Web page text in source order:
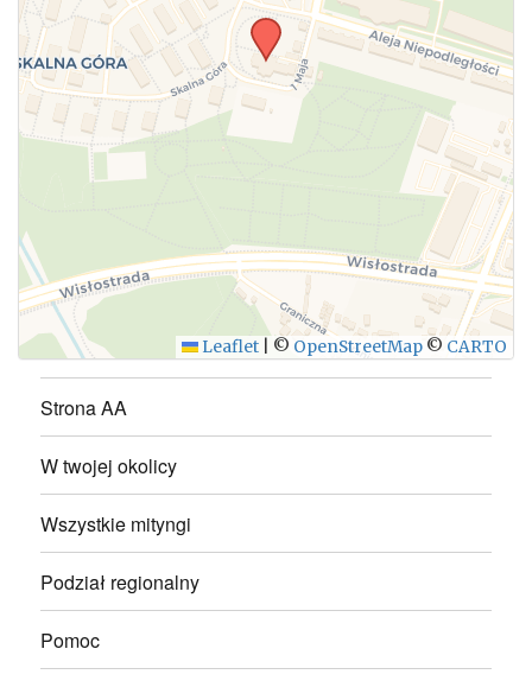
WYŚLIJ
Leaflet © OpenStreetMap © CARTO
Strona AA
W twojej okolicy
Wszystkie mityngi
Podział regionalny
Pomoc